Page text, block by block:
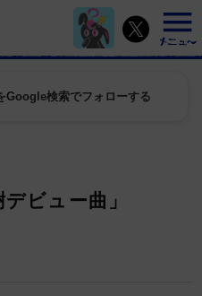
Google検索でフォローする
ビュー曲」